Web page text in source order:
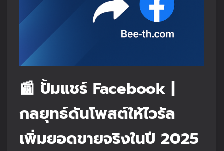
📰 ปั้มแชร์ Facebook |
กลยุทธ์ดันโพสต์ให้ไวรัล
เพิ่มยอดขายจริงในปี 2025